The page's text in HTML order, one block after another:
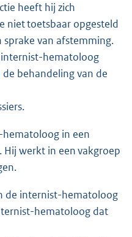
heeft hij zich
niet toetsbaar opgesteld
sprake van afstemming.
internist-hematoloog
behandeling van de
in een
Hij werkt in een vakgroep
de internist-hematoloog
hematoloog dat